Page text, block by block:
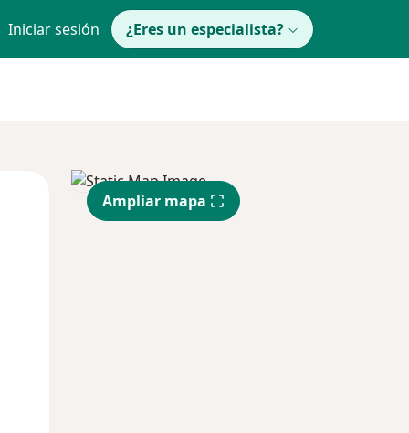
Iniciar sesión ¿Eres un especialista?
Mar
11 Ago
Mié
12 Ago
Ampliar mapa